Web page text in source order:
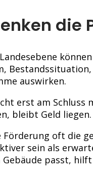
die
auswirken.
erst am Schluss
bleibt Geld
Förderung oft die
sein als
passt,